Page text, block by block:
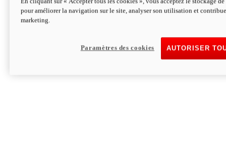
Hypermotard V2 SP 100
Découvrez-le
pour améliorer la navigation sur le site, analyser son utilisation et
marketing.
AUTORISER
Paramètres des cookies